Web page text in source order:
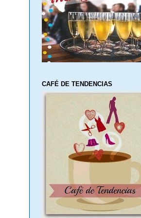
CAFÉ DE TENDENCIAS